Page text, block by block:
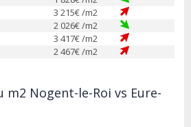
3 215€ /m2
2 026€ /m2
3 417€ /m2
2 467€ /m2
m2 Nogent-le-Roi vs Eure-